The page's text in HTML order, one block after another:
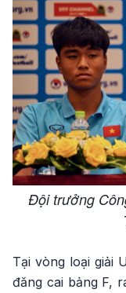
Đội trưởng
Tại vòng loại giải
đăng cai bảng F,